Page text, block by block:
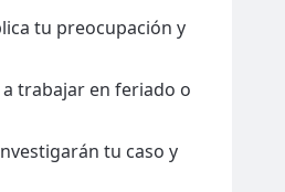
tu preocupación y
trabajar en feriado o
tu caso y